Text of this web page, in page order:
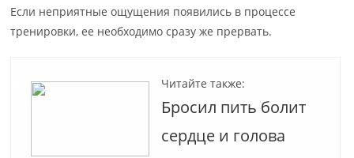
Если неприятные ощущения появились в процессе
тренировки, ее необходимо сразу же прервать.
Читайте также:
Бросил пить болит
сердце и голова